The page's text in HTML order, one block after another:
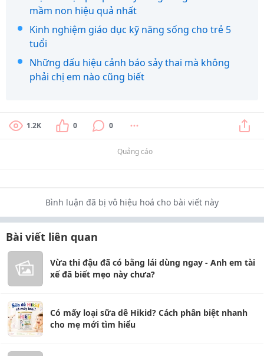
mầm non hiệu quả nhất
Kinh nghiệm giáo dục kỹ năng sống cho trẻ 5
tuổi
Những dấu hiệu cảnh báo sảy thai mà không
phải chị em nào cũng biết
1.2K 0 0
Quảng cáo
Bình luận đã bị vô hiệu hoá cho bài viết này
Bài viết liên quan
Vừa thi đậu đã có bằng lái dùng ngay - Anh em tài
xế đã biết mẹo này chưa?
Có mấy loại sữa dê Hikid? Cách phân biệt nhanh
cho mẹ mới tìm hiểu